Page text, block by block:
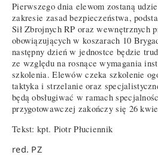
Pierwszego dnia elewom zostaną
zakresie zasad bezpieczeństwa,
Sił Zbrojnych RP oraz wewnętrznych
obowiązujących w koszarach 10
następny dzień w jednostce będzie
ze względu na rosnące wymagania
szkolenia. Elewów czeka szkolenie
taktyka i strzelanie oraz
będą obsługiwać w ramach
przygotowawczej zakończy się 26
Tekst: kpt. Piotr Płuciennik
red. PZ